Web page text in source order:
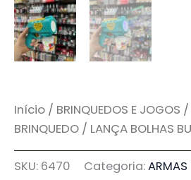
Início / BRINQUEDOS E JOGOS /
BRINQUEDO / LANÇA BOLHAS
SKU: 6470 Categoria:ARMAS